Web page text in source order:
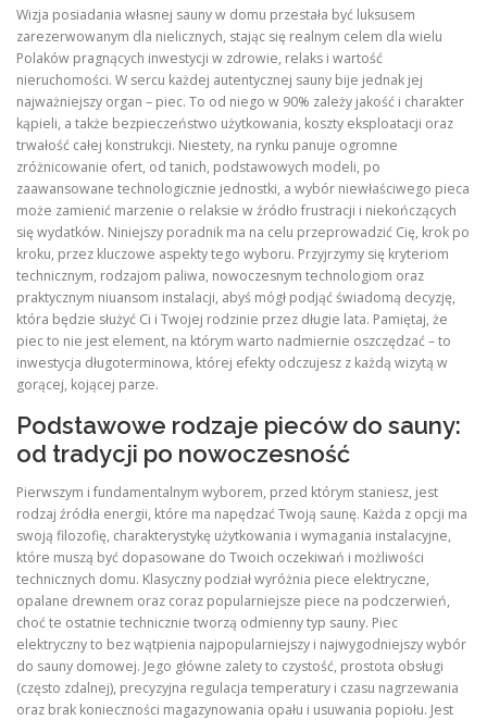
Wizja posiadania własnej sauny w domu przestała być luksusem
zarezerwowanym dla nielicznych, stając się realnym celem dla wielu
Polaków pragnących inwestycji w zdrowie, relaks i wartość
nieruchomości. W sercu każdej autentycznej sauny bije jednak jej
najważniejszy organ – piec. To od niego w 90% zależy jakość i charakter
kąpieli, a także bezpieczeństwo użytkowania, koszty eksploatacji oraz
trwałość całej konstrukcji. Niestety, na rynku panuje ogromne
zróżnicowanie ofert, od tanich, podstawowych modeli, po
zaawansowane technologicznie jednostki, a wybór niewłaściwego pieca
może zamienić marzenie o relaksie w źródło frustracji i niekończących
się wydatków. Niniejszy poradnik ma na celu przeprowadzić Cię, krok po
kroku, przez kluczowe aspekty tego wyboru. Przyjrzymy się kryteriom
technicznym, rodzajom paliwa, nowoczesnym technologiom oraz
praktycznym niuansom instalacji, abyś mógł podjąć świadomą decyzję,
która będzie służyć Ci i Twojej rodzinie przez długie lata. Pamiętaj, że
piec to nie jest element, na którym warto nadmiernie oszczędzać – to
inwestycja długoterminowa, której efekty odczujesz z każdą wizytą w
gorącej, kojącej parze.
Podstawowe rodzaje pieców do sauny:
od tradycji po nowoczesność
Pierwszym i fundamentalnym wyborem, przed którym staniesz, jest
rodzaj źródła energii, które ma napędzać Twoją saunę. Każda z opcji ma
swoją filozofię, charakterystykę użytkowania i wymagania instalacyjne,
które muszą być dopasowane do Twoich oczekiwań i możliwości
technicznych domu. Klasyczny podział wyróżnia piece elektryczne,
opalane drewnem oraz coraz popularniejsze piece na podczerwień,
choć te ostatnie technicznie tworzą odmienny typ sauny. Piec
elektryczny to bez wątpienia najpopularniejszy i najwygodniejszy wybór
do sauny domowej. Jego główne zalety to czystość, prostota obsługi
(często zdalnej), precyzyjna regulacja temperatury i czasu nagrzewania
oraz brak konieczności magazynowania opału i usuwania popiołu. Jest